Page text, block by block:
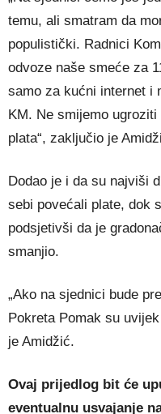
temu, ali smatram da
populistički. Radnici
odvoze naše smeće za
samo za kućni internet i
KM. Ne smijemo
plata“, zaključio je
Dodao je i da su najviši
sebi povećali plate, dok
podsjetivši da je
smanjio.
„Ako na sjednici bude
Pokreta Pomak su
je Amidžić.
Ovaj prijedlog bit će
eventualnu usvajanje